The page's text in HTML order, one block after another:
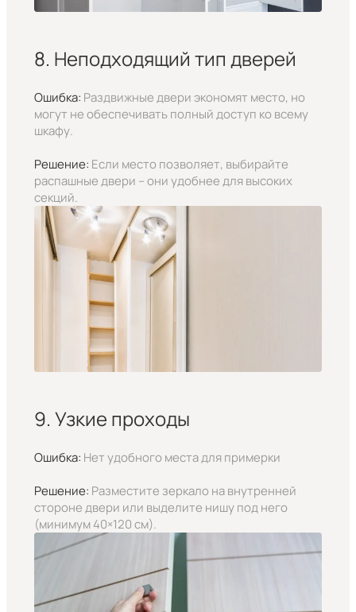
8. Неподходящий тип дверей
Ошибка: Раздвижные двери экономят место, но
могут не обеспечивать полный доступ ко всему
шкафу.
Решение: Если место позволяет, выбирайте
распашные двери – они удобнее для высоких
секций.
9. Узкие проходы
Ошибка: Нет удобного места для примерки
Решение: Разместите зеркало на внутренней
стороне двери или выделите нишу под него
(минимум 40×120 см).